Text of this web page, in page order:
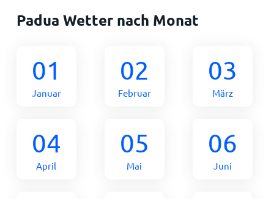
Padua Wetter nach Monat
01
Januar
02
Februar
03
März
04
April
05
Mai
06
Juni